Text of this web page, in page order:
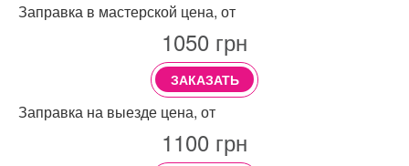
Заправка в мастерской цена, от
1050 грн
ЗАКАЗАТЬ
Заправка на выезде цена, от
1100 грн